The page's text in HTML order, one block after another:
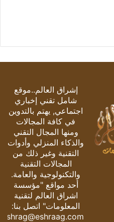
إشراق العالم..موقع
شامل تقني إخباري
اجتماعي, يهتم بالتدوين
في كافة المجالات
ومنها المجال التقني
والذكاء المنزلي وأدوات
التقنية وغير ذلك من
المجالات التقنية
والتكنولوجية والعامة.
أحد مواقع "مؤسسة
اشراق العالم لتقنية
المعلومات" اتصل بنا:
eshrag@eshraag.com